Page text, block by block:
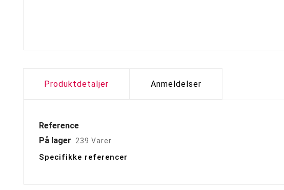
Produktdetaljer Anmeldelser
Reference
På lager
239 Varer
Specifikke referencer